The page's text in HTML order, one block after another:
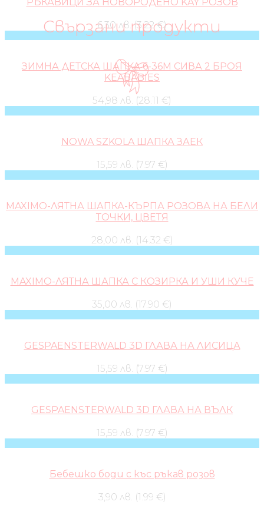
Свързани продукти
6,30 лв. (3.22 €)
ЗИМНА ДЕТСКА ШАПКА 6-36М СИВА 2 БРОЯ
KEABABIES
54,98 лв. (28.11 €)
NOWA SZKOLA ШАПКА ЗАЕК
15,59 лв. (7.97 €)
MAXIMO-ЛЯТНА ШАПКА-КЪРПА РОЗОВА НА БЕЛИ
ТОЧКИ, ЦВЕТЯ
28,00 лв. (14.32 €)
MAXIMO-ЛЯТНА ШАПКА С КОЗИРКА И УШИ КУЧЕ
35,00 лв. (17.90 €)
GESPAENSTERWALD 3D ГЛАВА НА ЛИСИЦА
15,59 лв. (7.97 €)
GESPAENSTERWALD 3D ГЛАВА НА ВЪЛК
15,59 лв. (7.97 €)
Бебешко боди с къс ръкав розов
3,90 лв. (1.99 €)